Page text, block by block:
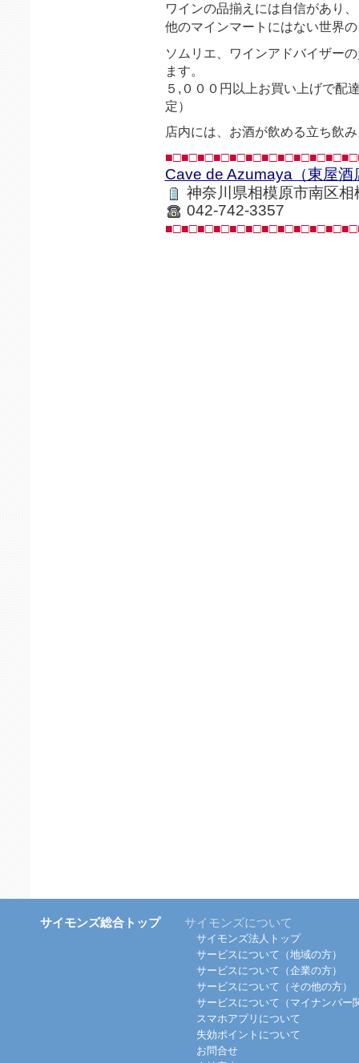
ワインの品揃えには自信があり、
他のマインマートにはない世界
ソムリエ、ワインアドバイザー
ます。
５,０００円以上お買い上げで配
定）
店内には、お酒が飲める立ち飲
Cave de Azumaya（東屋酒
神奈川県相模原市南区
042-742-3357
サイモンズ総合トップ サイモンズについて
サイモンズ法人トップ
サービスについて（地域の方）
サービスについて（企業の方）
サービスについて（その他の方）
サービスについて（マイナンバー
スマホアプリについて
失効ポイントについて
お問合せ